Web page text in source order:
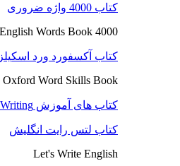
کتاب 4000 واژه ضروری
4000 Essential English Words Book
کتاب آکسفورد ورد اسکیلز
Oxford Word Skills Book
کتاب های آموزش Writing
کتاب لتس رایت انگلیش
Let's Write English